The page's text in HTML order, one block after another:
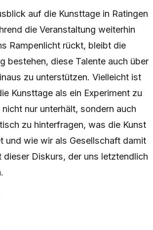
auf die Kunsttage in Ratingen
die Veranstaltung weiterhin
Rampenlicht rückt, bleibt die
bestehen, diese Talente auch über
zu unterstützen. Vielleicht ist
Kunsttage als ein Experiment zu
nur unterhält, sondern auch
zu hinterfragen, was die Kunst
und wie wir als Gesellschaft damit
dieser Diskurs, der uns letztendlich